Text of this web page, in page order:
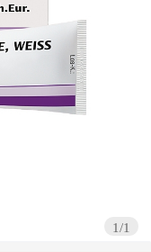
1/1